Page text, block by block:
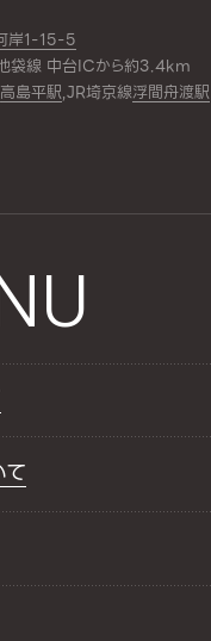
岸1-15-5
袋線 中台ICから約3.4km
高島平駅,JR埼京線浮間舟渡駅